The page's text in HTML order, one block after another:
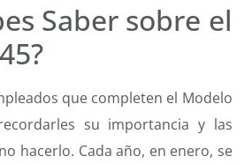
Saber sobre el
que completen el Modelo
su importancia y las
hacerlo. Cada año, en enero, se